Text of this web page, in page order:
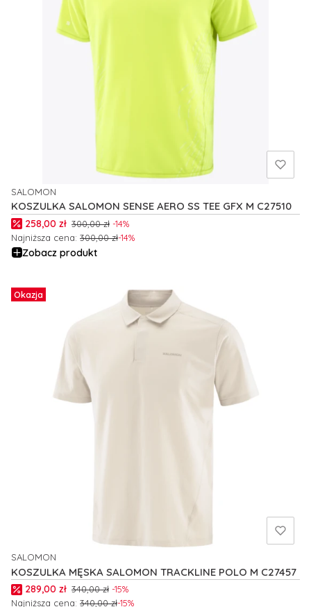
KOSZULKA SALOMON SENSE AERO SS TEE GFX M C27510
PRODUCENT
SALOMON
Cena promocyjna
258,00 zł 300,00 zł -14%
Najniższa cena: 300,00 zł-14%
Zobacz produkt
Okazja
KOSZULKA MĘSKA SALOMON TRACKLINE POLO M C27457
PRODUCENT
SALOMON
Cena promocyjna
289,00 zł 340,00 zł -15%
Najniższa cena: 340,00 zł-15%